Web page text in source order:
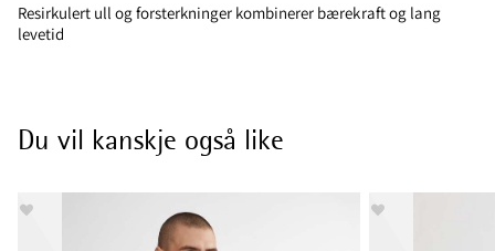
Resirkulert ull og forsterkninger kombinerer bærekraft og lang
levetid
Du vil kanskje også like